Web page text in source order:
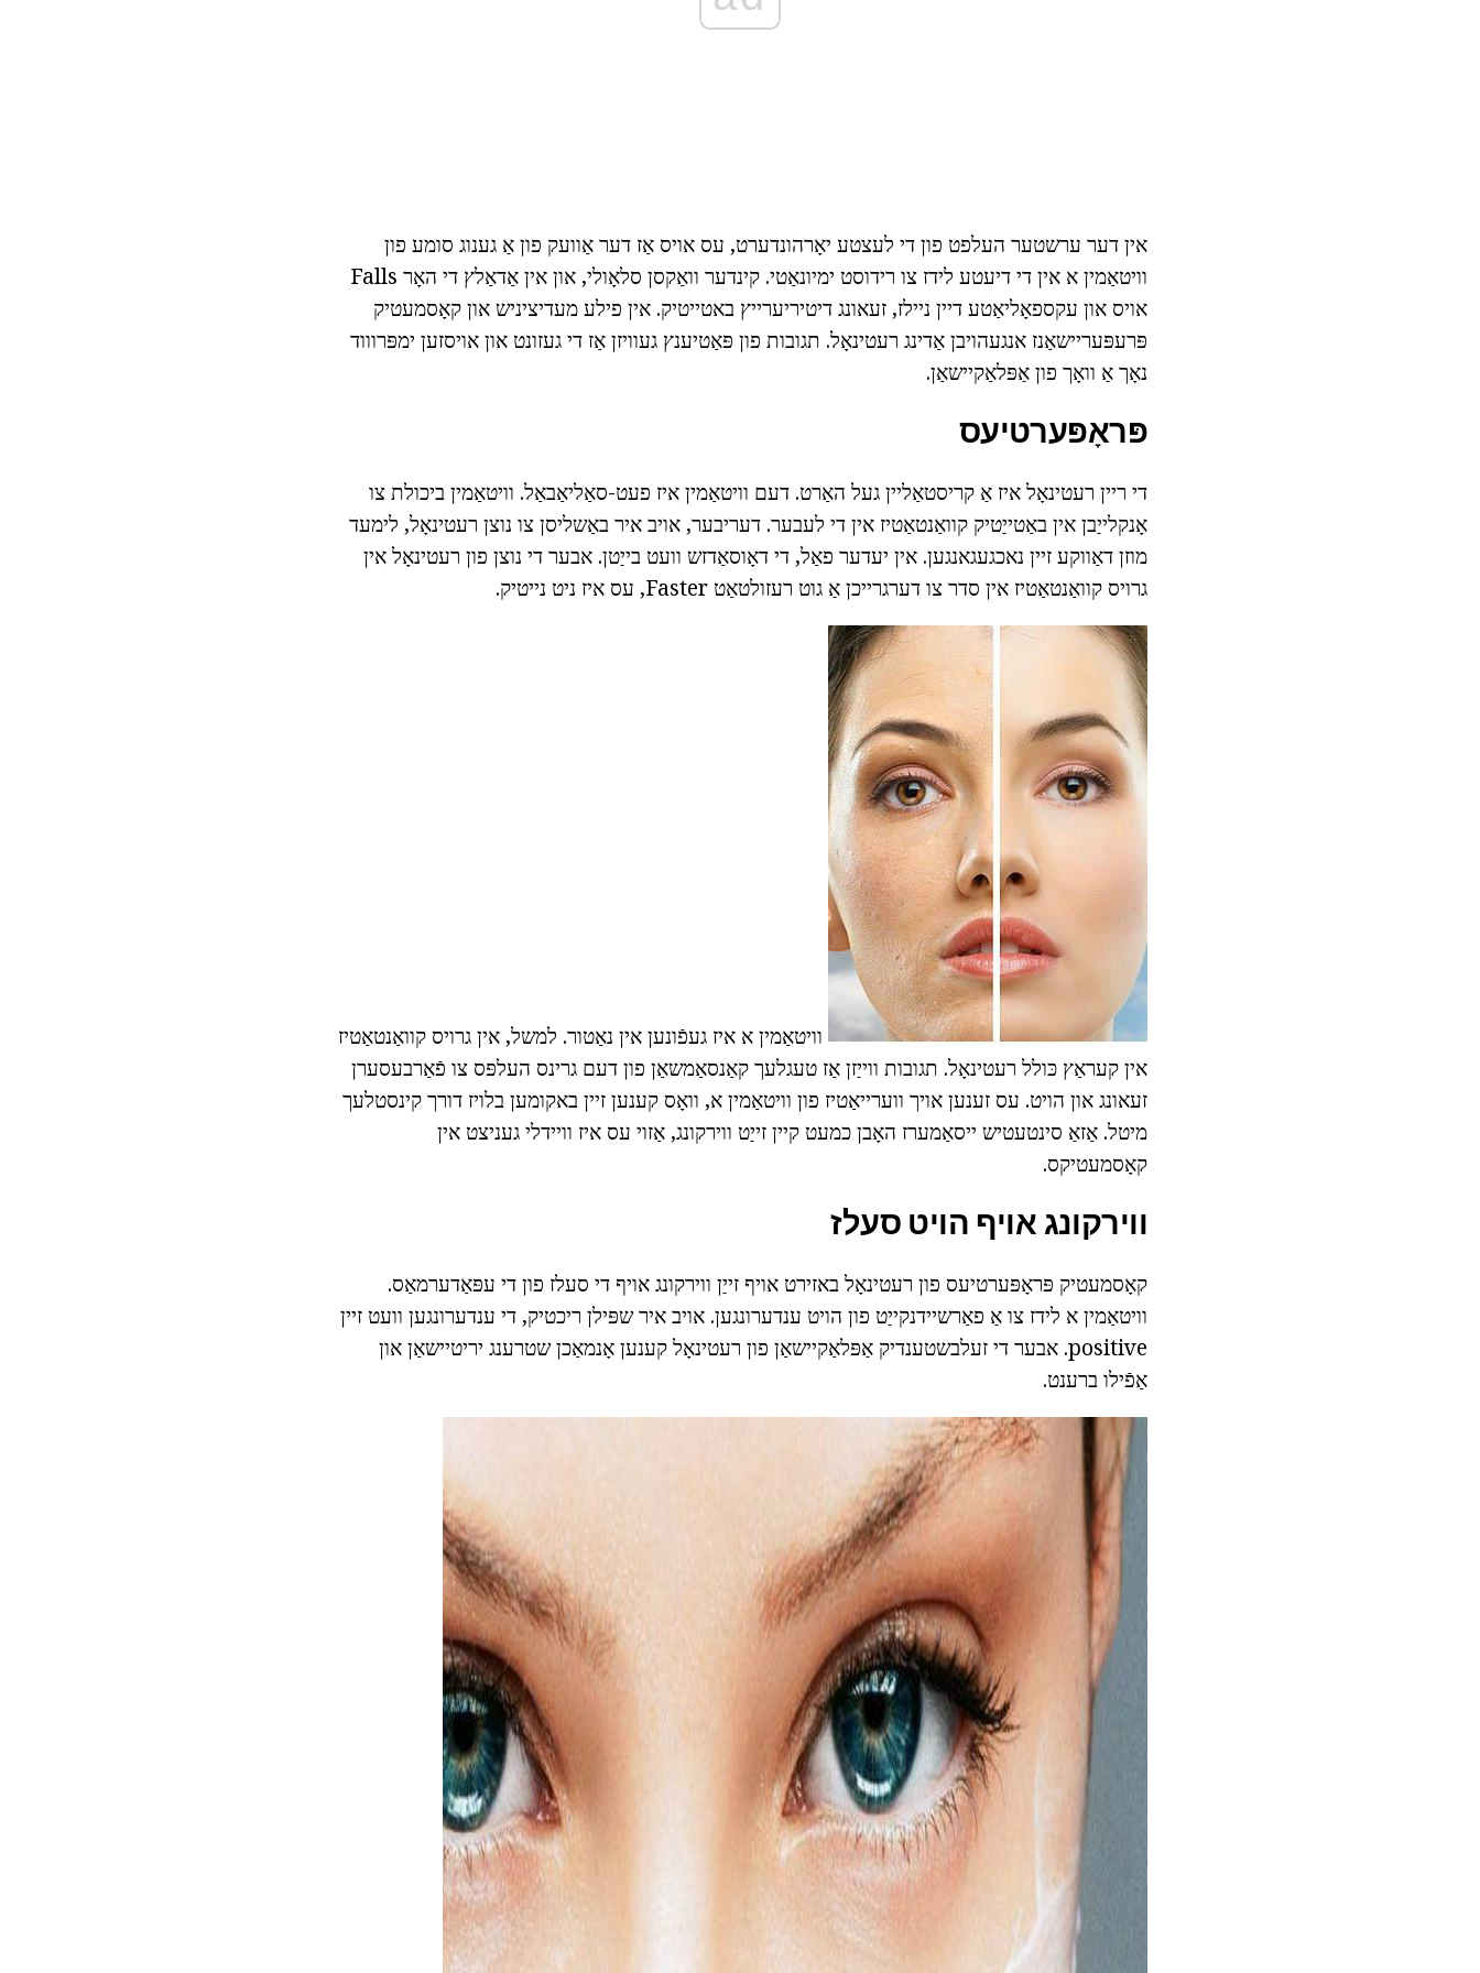
אין דער ערשטער העלפט פון די לעצטע יאָרהונדערט, עס אויס אַז דער אַוועק פון אַ גענוג סומע פון
וויטאַמין א אין די דיעטע לידז צו רידוסט ימיונאַטי. קינדער וואַקסן סלאָולי, און אין אַדאַלץ די האָר Falls
אויס און עקספאָליאַטע דיין ניילז, זעאונג דיטיריערייץ באטייטיק. אין פילע מעדיציניש און קאָסמעטיק
פּרעפּעריישאַנז אנגעהויבן אַדינג רעטינאָל. תגובות פון פּאַטיענץ געוויזן אַז די געזונט און אויסזען ימפּרוווד
נאָך אַ וואָך פון אַפּלאַקיישאַן.
פּראָפּערטיעס
די ריין רעטינאָל איז אַ קריסטאַליין געל האַרט. דעם וויטאַמין איז פעט-סאַליאַבאַל. וויטאַמין ביכולת צו
אָנקלייַבן אין באַטייַטיק קוואַנטאַטיז אין די לעבער. דעריבער, אויב איר באַשליסן צו נוצן רעטינאָל, לימעד
מוזן דאַווקע זיין נאכגעגאנגען. אין יעדער פאַל, די דאָוסאַדזש וועט בייַטן. אבער די נוצן פון רעטינאָל אין
גרויס קוואַנטאַטיז אין סדר צו דערגרייכן אַ גוט רעזולטאַט Faster, עס איז ניט נייטיק.
וויטאַמין א איז געפֿונען אין נאַטור. למשל, אין גרויס קוואַנטאַטיז
אין קעראַץ כּולל רעטינאָל. תגובות ווייַזן אַז טעגלעך קאַנסאַמשאַן פון דעם גרינס העלפּס צו פֿאַרבעסערן
זעאונג און הויט. עס זענען אויך ווערייאַטיז פון וויטאַמין א, וואָס קענען זיין באקומען בלויז דורך קינסטלעך
מיטל. אַזאַ סינטעטיש ייסאַמערז האָבן כמעט קיין זייַט ווירקונג, אַזוי עס איז וויידלי געניצט אין
קאָסמעטיקס.
ווירקונג אויף הויט סעלז
קאָסמעטיק פּראָפּערטיעס פון רעטינאָל באזירט אויף זייַן ווירקונג אויף די סעלז פון די עפּאַדערמאַס.
וויטאַמין א לידז צו אַ פאַרשיידנקייַט פון הויט ענדערונגען. אויב איר שפּילן ריכטיק, די ענדערונגען וועט זיין
positive. אבער די זעלבשטענדיק אַפּלאַקיישאַן פון רעטינאָל קענען אָנמאַכן שטרענג יריטיישאַן און
אַפֿילו ברענט.